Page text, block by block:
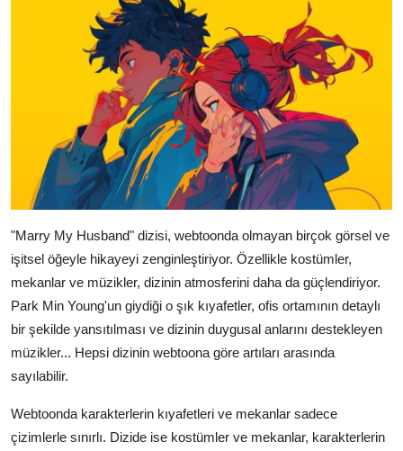
"Marry My Husband" dizisi, webtoonda olmayan birçok görsel ve
işitsel öğeyle hikayeyi zenginleştiriyor. Özellikle kostümler,
mekanlar ve müzikler, dizinin atmosferini daha da güçlendiriyor.
Park Min Young'un giydiği o şık kıyafetler, ofis ortamının detaylı
bir şekilde yansıtılması ve dizinin duygusal anlarını destekleyen
müzikler... Hepsi dizinin webtoona göre artıları arasında
sayılabilir.
Webtoonda karakterlerin kıyafetleri ve mekanlar sadece
çizimlerle sınırlı. Dizide ise kostümler ve mekanlar, karakterlerin